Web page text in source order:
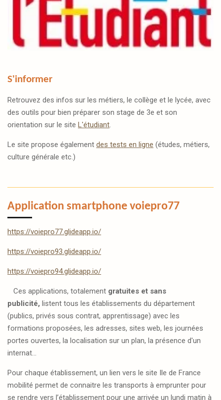
S'informer
Retrouvez des infos sur les métiers, le collège et le lycée, avec
des outils pour bien préparer son stage de 3e et son
orientation sur le site L'étudiant.
Le site propose également des tests en ligne (études, métiers,
culture générale etc.)
Application smartphone voiepro77
https://voiepro77.glideapp.io/
https://voiepro93.glideapp.io/
https://voiepro94.glideapp.io/
Ces applications, totalement gratuites et sans
publicité, listent tous les établissements du département
(publics, privés sous contrat, apprentissage) avec les
formations proposées, les adresses, sites web, les journées
portes ouvertes, la localisation sur un plan, la présence d'un
internat...
Pour chaque établissement, un lien vers le site Ile de France
mobilité permet de connaitre les transports à emprunter pour
se rendre vers l’établissement pour une arrivée un lundi matin à